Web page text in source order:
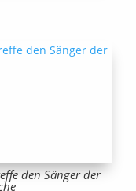
den Sänger der